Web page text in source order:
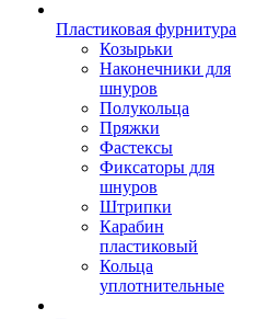
Пластиковая фурнитура
Козырьки
Наконечники для
шнуров
Полукольца
Пряжки
Фастексы
Фиксаторы для
шнуров
Штрипки
Карабин
пластиковый
Кольца
уплотнительные